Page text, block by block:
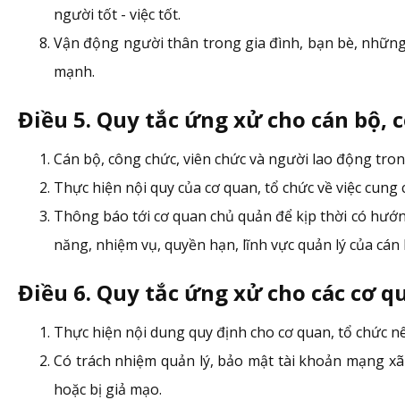
người tốt - việc tốt.
Vận động người thân trong gia đình, bạn bè,
mạnh.
Điều 5. Quy tắc ứng xử cho cán
Cán bộ, công chức, viên chức và người lao động
Thực hiện nội quy của cơ quan, tổ chức về việc
Thông báo tới cơ quan chủ quản để kịp thời có
năng, nhiệm vụ, quyền hạn, lĩnh vực quản lý của
Điều 6. Quy tắc ứng xử cho các cơ
Thực hiện nội dung quy định cho cơ quan, tổ chức
Có trách nhiệm quản lý, bảo mật tài khoản mạng
hoặc bị giả mạo.